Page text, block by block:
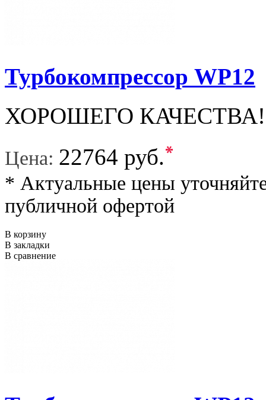
Турбокомпрессор WP12
ХОРОШЕГО
Цена: 22764 руб.*
* Актуальные цены
публичной офертой
В корзину
В закладки
В сравнение